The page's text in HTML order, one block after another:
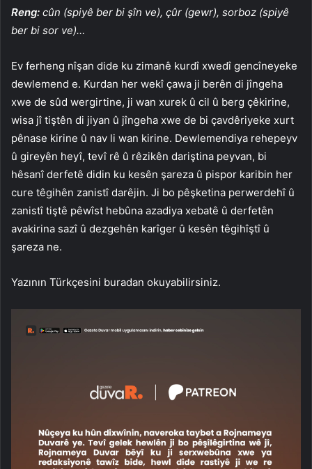
Reng: cûn (spiyê ber bi şîn ve), çûr (gewr), sorboz (spiyê
ber bi sor ve)…
Ev ferheng nîşan dide ku zimanê kurdî xwedî gencîneyeke
dewlemend e. Kurdan her wekî çawa ji berên di jîngeha
xwe de sûd wergirtine, ji wan xurek û cil û berg çêkirine,
wisa jî tiştên di jiyan û jîngeha xwe de bi çavdêriyeke xurt
pênase kirine û nav li wan kirine. Dewlemendiya rehepeyv
û gireyên heyî, tevî rê û rêzikên dariştina peyvan, bi
hêsanî derfetê didin ku kesên şareza û pispor karibin her
cure têgihên zanistî darêjin. Ji bo pêşketina perwerdehî û
zanistî tiştê pêwîst hebûna azadiya xebatê û derfetên
avakirina sazî û dezgehên karîger û kesên têgihîştî û
şareza ne.
Yazının Türkçesini buradan okuyabilirsiniz.